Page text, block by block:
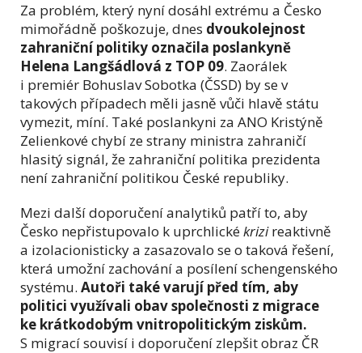
Za problém, který nyní dosáhl extrému a Česko
mimořádně poškozuje, dnes dvoukolejnost
zahraniční politiky označila poslankyně
Helena Langšádlová z TOP 09. Zaorálek
i premiér Bohuslav Sobotka (ČSSD) by se v
takových případech měli jasně vůči hlavě státu
vymezit, míní. Také poslankyni za ANO Kristýně
Zelienkové chybí ze strany ministra zahraničí
hlasitý signál, že zahraniční politika prezidenta
není zahraniční politikou České republiky.
Mezi další doporučení analytiků patří to, aby
Česko nepřistupovalo k uprchlickékrizireaktivně
a izolacionisticky a zasazovalo se o taková řešení,
která umožní zachování a posílení schengenského
systému. Autoři také varují před tím, aby
politici využívali obav společnosti z migrace
ke krátkodobým vnitropolitickým ziskům.
S migrací souvisí i doporučení zlepšit obraz ČR